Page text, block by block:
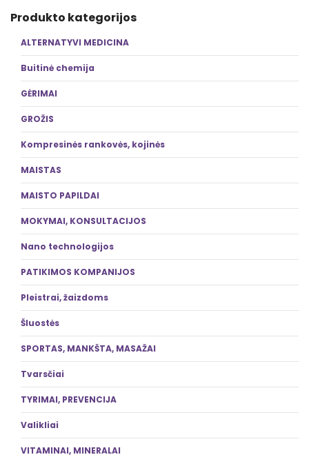
Produkto kategorijos
ALTERNATYVI MEDICINA
Buitinė chemija
GĖRIMAI
GROŽIS
Kompresinės rankovės, kojinės
MAISTAS
MAISTO PAPILDAI
MOKYMAI, KONSULTACIJOS
Nano technologijos
PATIKIMOS KOMPANIJOS
Pleistrai, žaizdoms
Šluostės
SPORTAS, MANKŠTA, MASAŽAI
Tvarsčiai
TYRIMAI, PREVENCIJA
Valikliai
VITAMINAI, MINERALAI